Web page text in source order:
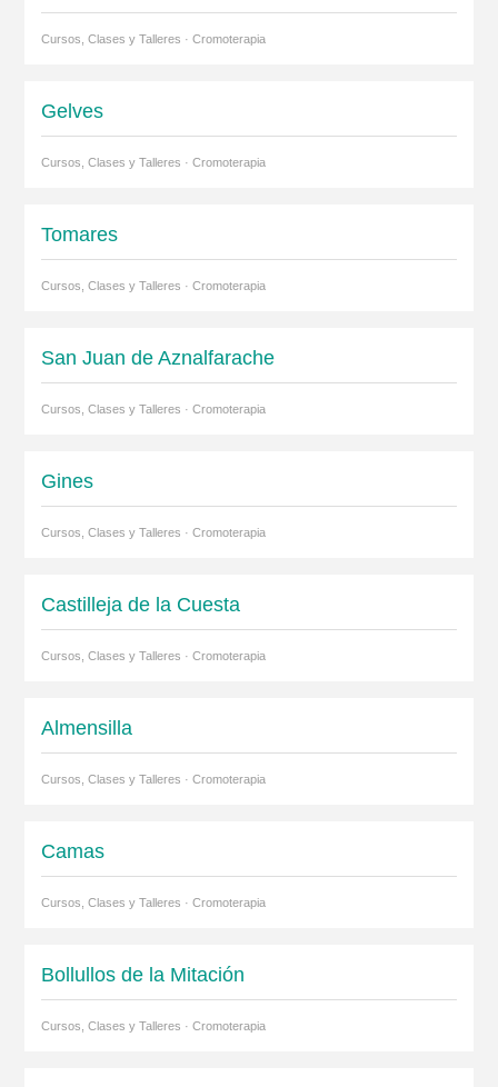
Cursos, Clases y Talleres · Cromoterapia
Gelves
Cursos, Clases y Talleres · Cromoterapia
Tomares
Cursos, Clases y Talleres · Cromoterapia
San Juan de Aznalfarache
Cursos, Clases y Talleres · Cromoterapia
Gines
Cursos, Clases y Talleres · Cromoterapia
Castilleja de la Cuesta
Cursos, Clases y Talleres · Cromoterapia
Almensilla
Cursos, Clases y Talleres · Cromoterapia
Camas
Cursos, Clases y Talleres · Cromoterapia
Bollullos de la Mitación
Cursos, Clases y Talleres · Cromoterapia